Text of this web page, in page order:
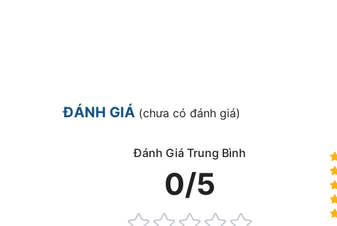
ĐÁNH GIÁ (chưa có đánh giá)
Đánh Giá Trung Bình
0/5